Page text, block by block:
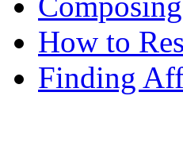
How to
Finding